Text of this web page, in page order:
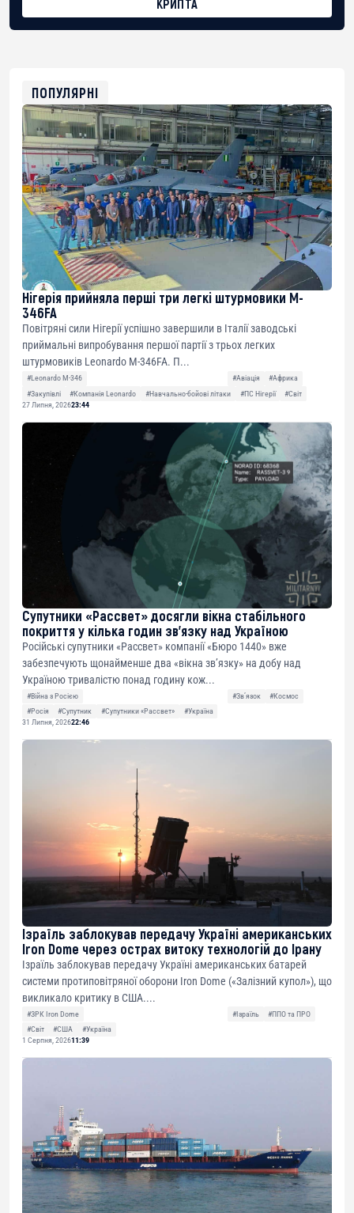
КРИПТА
0xfD02863D3289416fcF50975c9DFda13623f97758
ПОПУЛЯРНІ
Нігерія прийняла перші три легкі штурмовики M-
346FA
Повітряні сили Нігерії успішно завершили в Італії заводські
приймальні випробування першої партії з трьох легких
штурмовиків Leonardo M-346FA. П...
#Leonardo M-346 #Авіація
#Африка
#Закупівлі
#Компанія Leonardo #Навчально-бойові літаки #ПС Нігерії
#Світ
27 Липня, 202623:44
Супутники «Рассвет» досягли вікна стабільного
покриття у кілька годин зв’язку над Україною
Російські супутники «Рассвет» компанії «Бюро 1440» вже
забезпечують щонайменше два «вікна зв’язку» на добу над
Україною тривалістю понад годину кож...
#Війна з Росією #Звʼязок
#Космос
#Росія
#Супутник #Супутники «Рассвет»
#Україна
31 Липня, 202622:46
Ізраїль заблокував передачу Україні американських
Iron Dome через острах витоку технологій до Ірану
Ізраїль заблокував передачу Україні американських батарей
системи протиповітряної оборони Iron Dome («Залізний купол»), що
викликало критику в США....
#ЗРК Iron Dome #Ізраїль
#ППО та ПРО
#Світ
#США
#Україна
1 Серпня, 202611:39